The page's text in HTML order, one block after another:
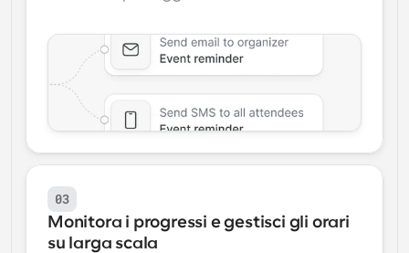
03
Monitora i progressi e gestisci gli orari
su larga scala